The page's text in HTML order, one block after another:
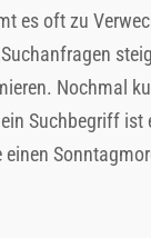
es oft zu
Nochmal
Suchbegriff